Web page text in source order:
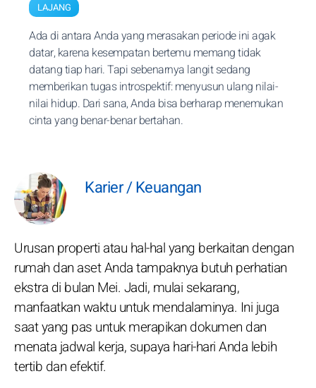
LAJANG
Ada di antara Anda yang merasakan periode ini agak
datar, karena kesempatan bertemu memang tidak
datang tiap hari. Tapi sebenarnya langit sedang
memberikan tugas introspektif: menyusun ulang nilai-
nilai hidup. Dari sana, Anda bisa berharap menemukan
cinta yang benar-benar bertahan.
Karier / Keuangan
Urusan properti atau hal-hal yang berkaitan dengan
rumah dan aset Anda tampaknya butuh perhatian
ekstra di bulan Mei. Jadi, mulai sekarang,
manfaatkan waktu untuk mendalaminya. Ini juga
saat yang pas untuk merapikan dokumen dan
menata jadwal kerja, supaya hari-hari Anda lebih
tertib dan efektif.